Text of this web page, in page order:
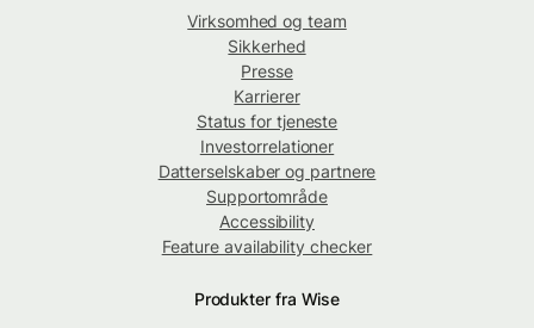
Virksomhed og team
Sikkerhed
Presse
Karrierer
Status for tjeneste
Investorrelationer
Datterselskaber og partnere
Supportområde
Accessibility
Feature availability checker
Produkter fra Wise